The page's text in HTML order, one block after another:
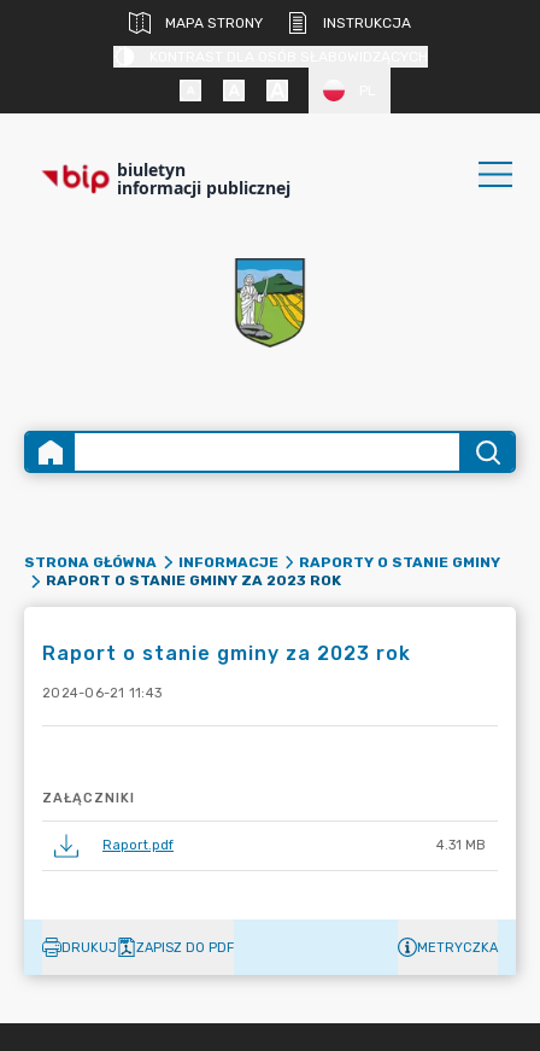
MAPA STRONY
INSTRUKCJA
biuletyn
informacji publicznej
STRONA GŁÓWNA INFORMACJE
RAPORTY O STANIE GMINY
RAPORT O STANIE GMINY ZA 2023 ROK
Raport o stanie gminy za 2023 rok
2024-06-21 11:43
ZAŁĄCZNIKI
Raport.pdf 4.31 MB
DRUKUJ ZAPISZ DO PDF METRYCZKA